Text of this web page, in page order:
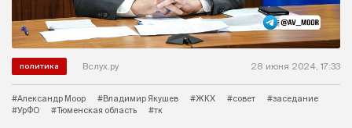
политика Вслух.ру 28 июня 2024, 17:33
#Александр Моор #Владимир Якушев #ЖКХ #совет
#заседание
#УрФО
#Тюменская область #тк